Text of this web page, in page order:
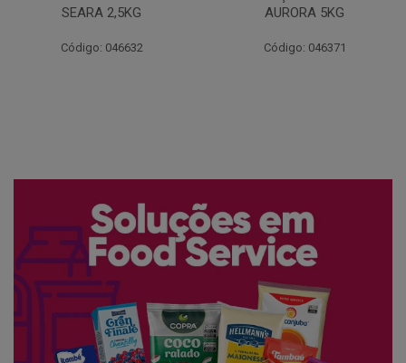
AURORA 5KG
Código: 046371
FATIADO PAKAN 200G
Código: 061522